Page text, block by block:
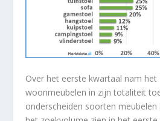
Over het eerste kwartaal nam
woonmeubelen in zijn totaliteit
onderscheiden soorten